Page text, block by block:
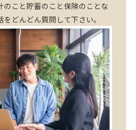
のこと貯蓄のこと保険のことな
どんどん質問して下さい。